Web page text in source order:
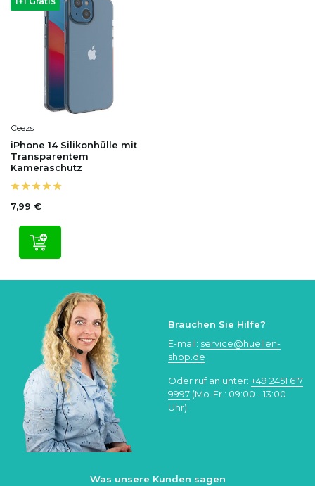
Ceezs
iPhone 14 Silikonhülle mit
Transparentem
Kameraschutz
7,99 €
Brauchen Sie Hilfe?
E-mail: service@huellen-
shop.de
Oder ruf an unter: +49 2451 617
9997 (Mo-Fr.: 09:00 - 13:00
Uhr)
Was unsere Kunden sagen